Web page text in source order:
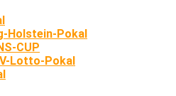
Holstein-Pokal
CUP
Lotto-Pokal